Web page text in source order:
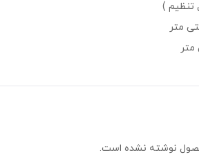
تنظیم )
نوشته نشده است.